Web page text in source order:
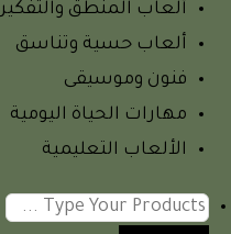
ألعاب المنطق والتفكير
ألعاب حسية وتناسق
فنون وموسيقى
مهارات الحياة اليومية
الألعاب التعليمية